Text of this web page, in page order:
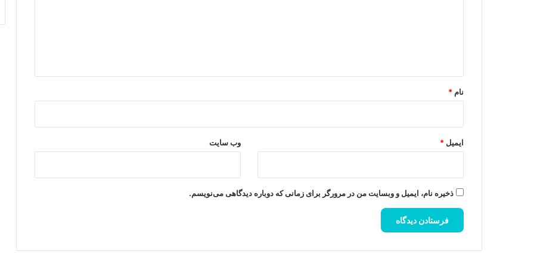
نام *
ایمیل * وب‌ سایت
ذخیره نام، ایمیل و وبسایت من در مرورگر برای زمانی که دوباره دیدگاهی می‌نویسم.